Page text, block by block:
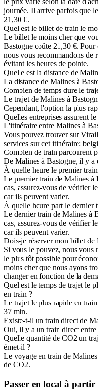
le prix varie selon la date
journée. Il arrive parfois que
21,30 €.
Quel est le billet de train le
Le billet le moins cher que
Bastogne coûte 21,30 €.
nous vous recommandons de
évitant les heures de pointe.
Quelle est la distance de
La distance de Malines à
Combien de temps dure le
Le trajet de Malines à
Cependant, l'option la plus
Quelles entreprises assurent
L'itinéraire entre Malines à
Vous pouvez trouver sur
services sur cet itinéraire:
Combien de train parcourent
De Malines à Bastogne, il y a
À quelle heure le premier
Le premier train de Malines à
cas, assurez-vous de vérifier
car ils peuvent varier.
À quelle heure part le dernier
Le dernier train de Malines à
cas, assurez-vous de vérifier
car ils peuvent varier.
Dois-je réserver mon billet de
Si vous le pouvez, nous vous
le plus tôt possible pour
moins cher que nous ayons
changer en fonction de la
Quel est le temps de trajet le
en train ?
Le trajet le plus rapide en
37 min.
Existe-t-il un train direct de
Oui, il y a un train direct entre
Quelle quantité de CO2 un
émet-il ?
Le voyage en train de
de CO2.
Passer en local à partir